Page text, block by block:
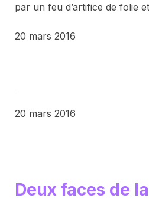
par un feu d’artifice de folie
20 mars 2016
20 mars 2016
Deux faces de